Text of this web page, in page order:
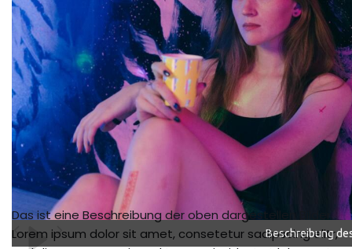
Beschreibung
Das ist eine Beschreibung der oben dargestellen Bilder.
Lorem ipsum dolor sit amet, consetetur sadipscing elitr,